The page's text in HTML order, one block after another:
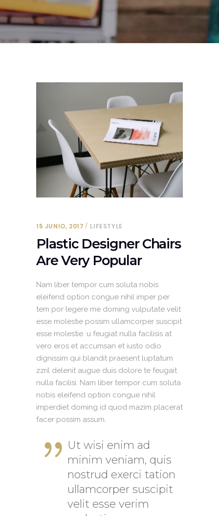
15 JUNIO, 2017 LIFESTYLE
Plastic Designer Chairs
Are Very Popular
Nam liber tempor cum soluta nobis
eleifend option congue nihil imper per
tem por legere me doming vulputate velit
esse molestie possim ullamcorper suscipit
esse molestie. u feugiat nulla facilisis at
vero eros et accumsan et iusto odio
dignissim qui blandit praesent luptatum
zzril delenit augue duis dolore te feugait
nulla facilisi. Nam liber tempor cum soluta
nobis eleifend option congue nihil
imperdiet doming id quod mazim placerat
facer possim assum.
Ut wisi enim ad
minim veniam, quis
nostrud exerci tation
ullamcorper suscipit
velit esse verim